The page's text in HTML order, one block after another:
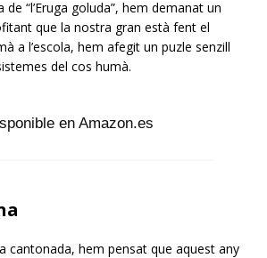
“l’Eruga goluda”, hem demanat un
que la nostra gran està fent el
a l’escola, hem afegit un puzle senzill
del cos humà.
en Amazon.es
cantonada, hem pensat que aquest any